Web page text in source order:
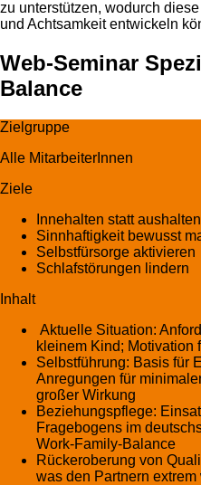
zu unterstützen, wodurch
und Achtsamkeit entwickeln
Web-Seminar
Balance
Zielgruppe
Alle MitarbeiterInnen
Ziele
Innehalten statt aushalten
Sinnhaftigkeit bewusst
Selbstfürsorge aktivieren
Schlafstörungen lindern
Inhalt
Aktuelle Situation:
kleinem Kind; Motivation
Selbstführung: Basis für
Anregungen für
großer Wirkung
Beziehungspflege:
Fragebogens im
Work-Family-Balance
Rückeroberung von
was den Partnern